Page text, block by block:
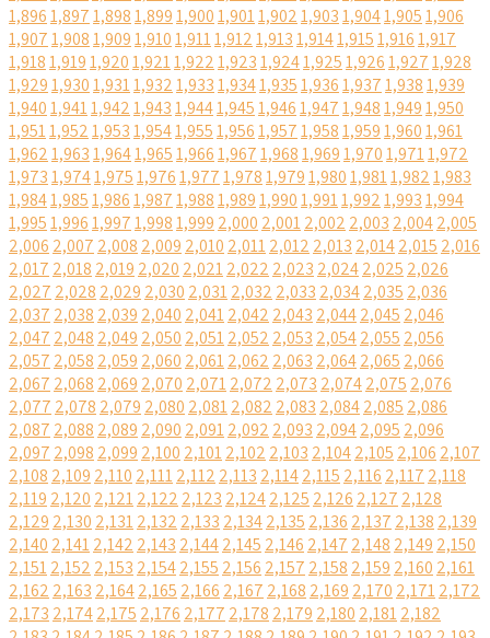
1,8961,8971,8981,8991,9001,9011,9021,9031,9041,9051,906
1,9071,9081,9091,9101,9111,9121,9131,9141,9151,9161,917
1,9181,9191,9201,9211,9221,9231,9241,9251,9261,9271,928
1,9291,9301,9311,9321,9331,9341,9351,9361,9371,9381,939
1,9401,9411,9421,9431,9441,9451,9461,9471,9481,9491,950
1,9511,9521,9531,9541,9551,9561,9571,9581,9591,9601,961
1,9621,9631,9641,9651,9661,9671,9681,9691,9701,9711,972
1,9731,9741,9751,9761,9771,9781,9791,9801,9811,9821,983
1,9841,9851,9861,9871,9881,9891,9901,9911,9921,9931,994
1,9951,9961,9971,9981,999 2,000 2,0012,002 2,003 2,0042,005
2,006 2,007 2,008 2,009 2,010 2,0112,012 2,013 2,0142,015 2,016
2,017 2,018 2,019 2,020 2,0212,022 2,023 2,0242,025 2,026
2,027 2,028 2,029 2,030 2,0312,032 2,033 2,0342,035 2,036
2,037 2,038 2,039 2,040 2,0412,042 2,043 2,0442,045 2,046
2,047 2,048 2,049 2,050 2,0512,052 2,053 2,0542,055 2,056
2,057 2,058 2,059 2,060 2,0612,062 2,063 2,0642,065 2,066
2,067 2,068 2,069 2,070 2,0712,072 2,073 2,0742,075 2,076
2,077 2,078 2,079 2,080 2,0812,082 2,083 2,0842,085 2,086
2,087 2,088 2,089 2,090 2,0912,092 2,093 2,0942,095 2,096
2,097 2,098 2,099 2,100 2,1012,102 2,103 2,1042,105 2,106 2,107
2,108 2,109 2,110 2,1112,112 2,113 2,1142,115 2,116 2,117 2,118
2,119 2,120 2,1212,122 2,123 2,1242,125 2,126 2,127 2,128
2,129 2,130 2,1312,132 2,133 2,1342,135 2,136 2,137 2,138 2,139
2,140 2,1412,142 2,143 2,1442,145 2,146 2,147 2,148 2,149 2,150
2,1512,152 2,153 2,1542,155 2,156 2,157 2,158 2,159 2,160 2,161
2,162 2,163 2,1642,165 2,166 2,167 2,168 2,169 2,170 2,1712,172
2,173 2,1742,175 2,176 2,177 2,178 2,179 2,180 2,1812,182